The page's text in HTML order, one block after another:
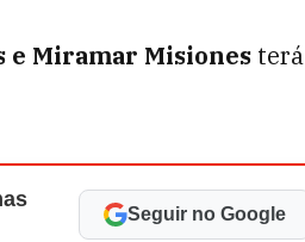
e Miramar Misiones terá
Seguir no Google